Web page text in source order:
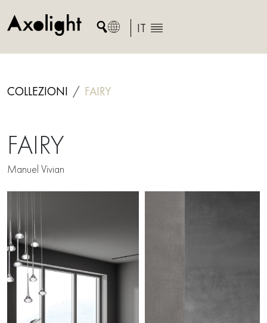
to
IT
COLLEZIONI FAIRY
FAIRY
Manuel Vivian